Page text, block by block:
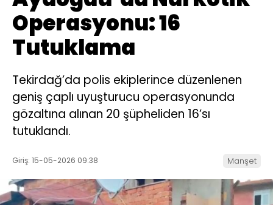
Operasyonu: 16
Tutuklama
Tekirdağ’da polis ekiplerince düzenlenen
geniş çaplı uyuşturucu operasyonunda
gözaltına alınan 20 şüpheliden 16’sı
tutuklandı.
Giriş: 15-05-2026 09:38 Manşet